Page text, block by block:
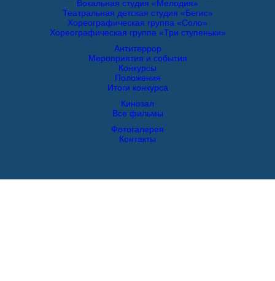
Вокальная студия «Мелодия»
Театральная детская студия «Бегис»
Хореографическая группа «Соло»
Хореографическая группа «Три ступеньки»
Антитеррор
Мероприятия и события
Конкурсы
Положения
Итоги конкурса
Кинозал
Все фильмы
Фотогалерея
Контакты